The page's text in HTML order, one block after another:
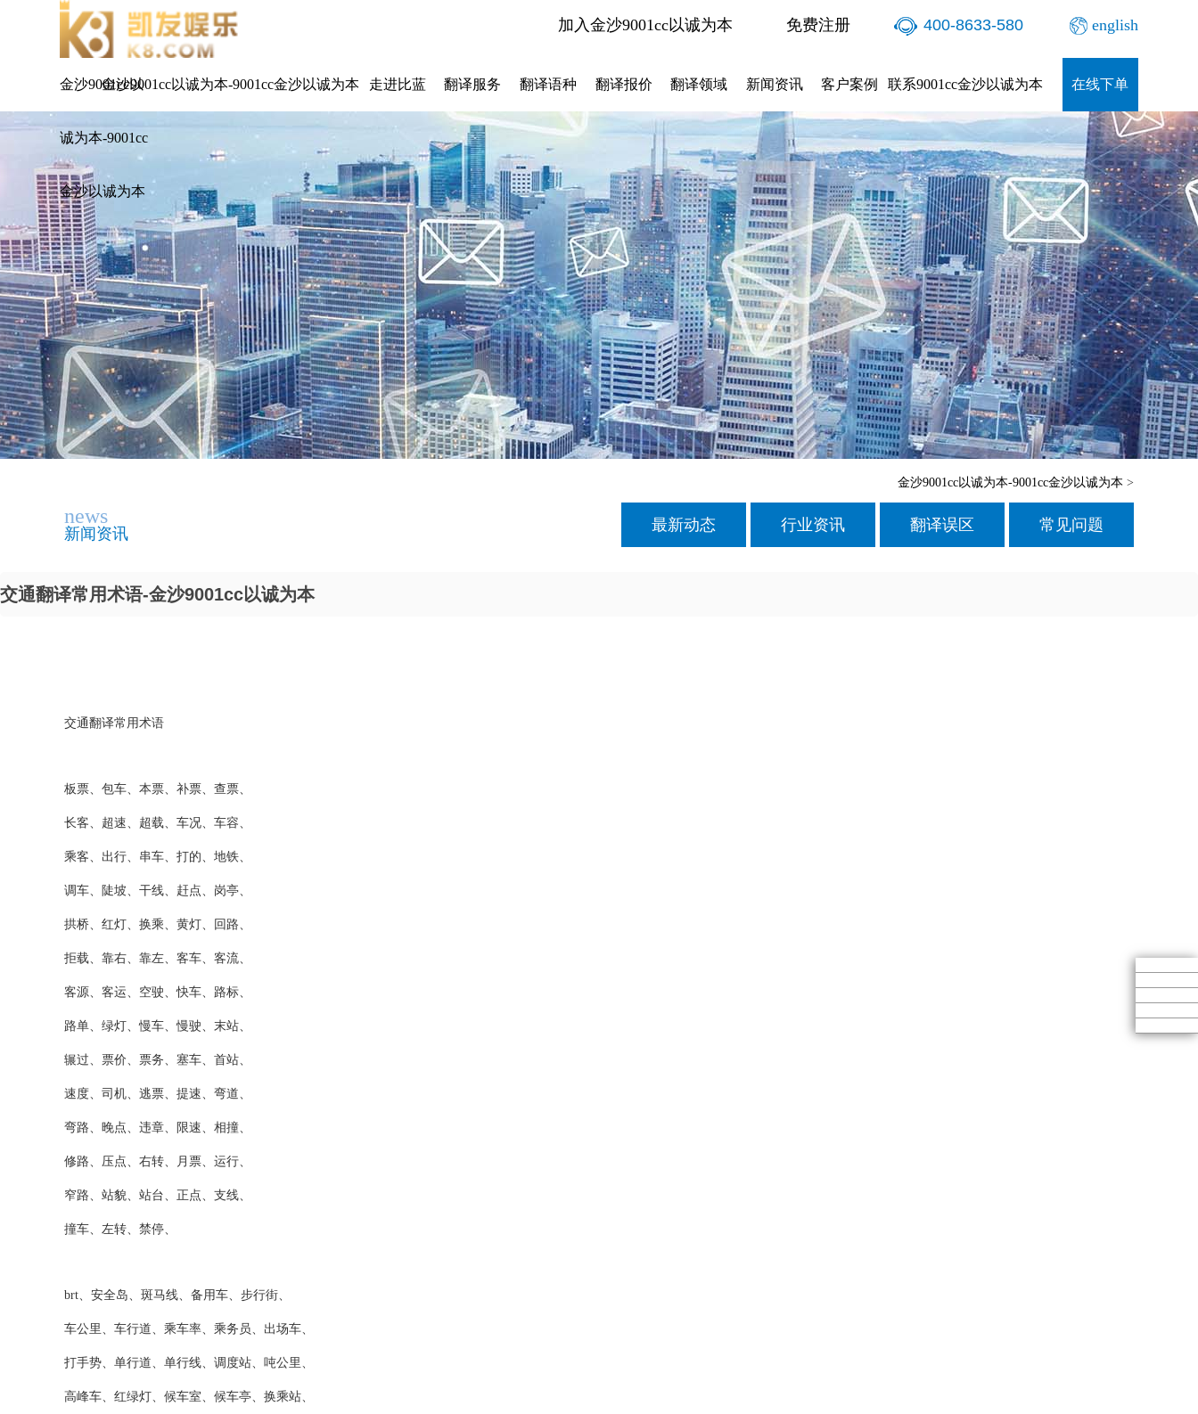
加入金沙9001cc以诚为本 免费注册 400-8633-580 english
金沙9001cc以
诚为本-9001cc
金沙以诚为本
金沙9001cc以诚为本-9001cc金沙以诚为本 走进比蓝 翻译服务 翻译语种 翻译报价 翻译领域 新闻资讯 客户案例 联系9001cc金沙以诚为本 在线下单
金沙9001cc以诚为本-9001cc金沙以诚为本 >
news
新闻资讯 最新动态 行业资讯 翻译误区 常见问题
交通翻译常用术语-金沙9001cc以诚为本
交通翻译常用术语
板票、包车、本票、补票、查票、
长客、超速、超载、车况、车容、
乘客、出行、串车、打的、地铁、
调车、陡坡、干线、赶点、岗亭、
拱桥、红灯、换乘、黄灯、回路、
拒载、靠右、靠左、客车、客流、
客源、客运、空驶、快车、路标、
路单、绿灯、慢车、慢驶、末站、
辗过、票价、票务、塞车、首站、
速度、司机、逃票、提速、弯道、
弯路、晚点、违章、限速、相撞、
修路、压点、右转、月票、运行、
窄路、站貌、站台、正点、支线、
撞车、左转、禁停、
brt、安全岛、斑马线、备用车、步行街、
车公里、车行道、乘车率、乘务员、出场车、
打手势、单行道、单行线、调度站、吨公里、
高峰车、红绿灯、候车室、候车亭、换乘站、